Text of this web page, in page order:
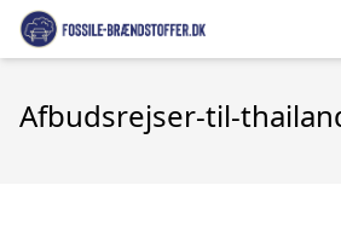
Afbudsrejser-til-